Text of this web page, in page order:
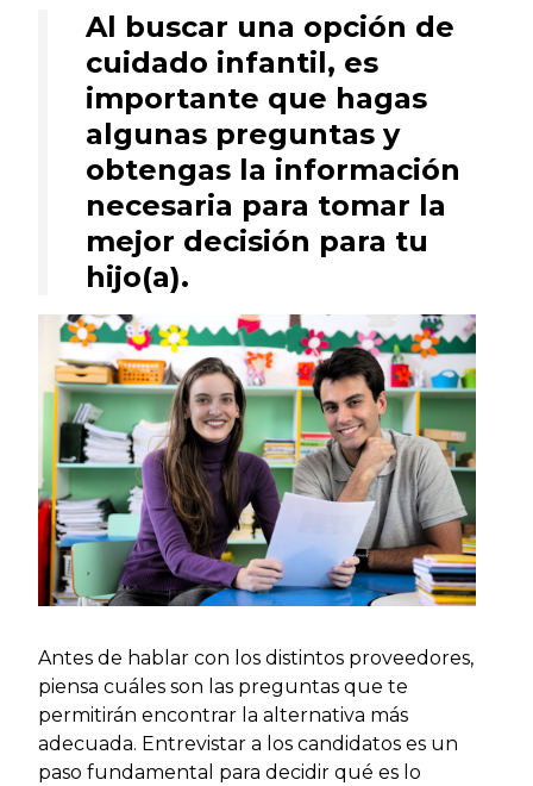
Al buscar una opción de
cuidado infantil, es
importante que hagas
algunas preguntas y
obtengas la información
necesaria para tomar la
mejor decisión para tu
hijo(a).
Antes de hablar con los distintos proveedores,
piensa cuáles son las preguntas que te
permitirán encontrar la alternativa más
adecuada. Entrevistar a los candidatos es un
paso fundamental para decidir qué es lo